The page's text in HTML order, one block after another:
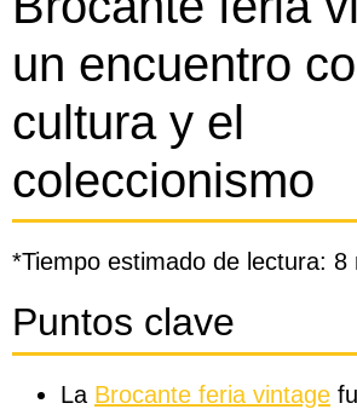
un encuentro
cultura y el
coleccionismo
*Tiempo estimado de lectura: 8
Puntos clave
La Brocante feria vintage